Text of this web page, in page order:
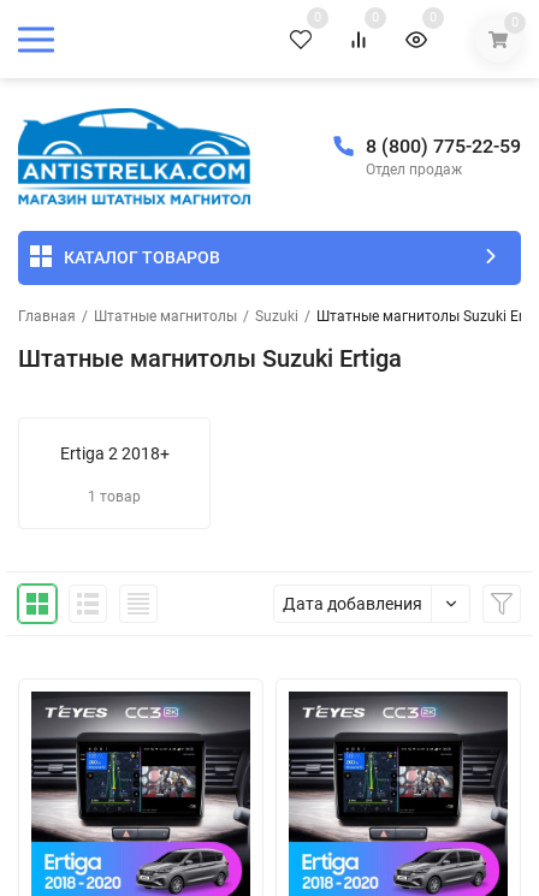
0 0 0 0
8 (800) 775-22-59
Отдел продаж
КАТАЛОГ ТОВАРОВ
Главная / Штатные магнитолы / Suzuki / Штатные магнитолы Suzuki
Штатные магнитолы Suzuki Ertiga
Ertiga 2 2018+
1 товар
Дата добавления